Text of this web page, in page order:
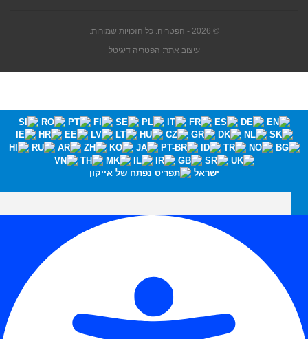
© 2026 - הפטריה. כל הזכויות שמורות.
עיצוב אתר: הפטריה דיגיטל
ישראל